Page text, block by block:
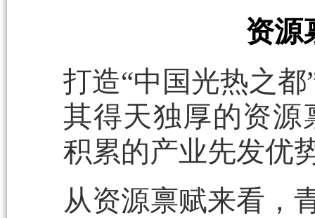
资源
打造“中国光热之
其得天独厚的资源
积累的产业先发优
从资源禀赋来看，